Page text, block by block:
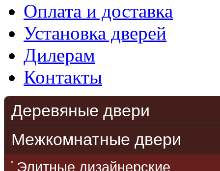
Оплата и доставка
Установка дверей
Дилерам
Контакты
Деревяные двери
Межкомнатные двери
Элитные дизайнерские